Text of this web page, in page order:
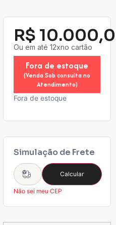
R$
Ou em até 12xno cartão
Fora de estoque
(Venda Sob consulta no
Atendimento)
Fora de estoque
Simulação de Frete
Calcular
Não sei meu CEP